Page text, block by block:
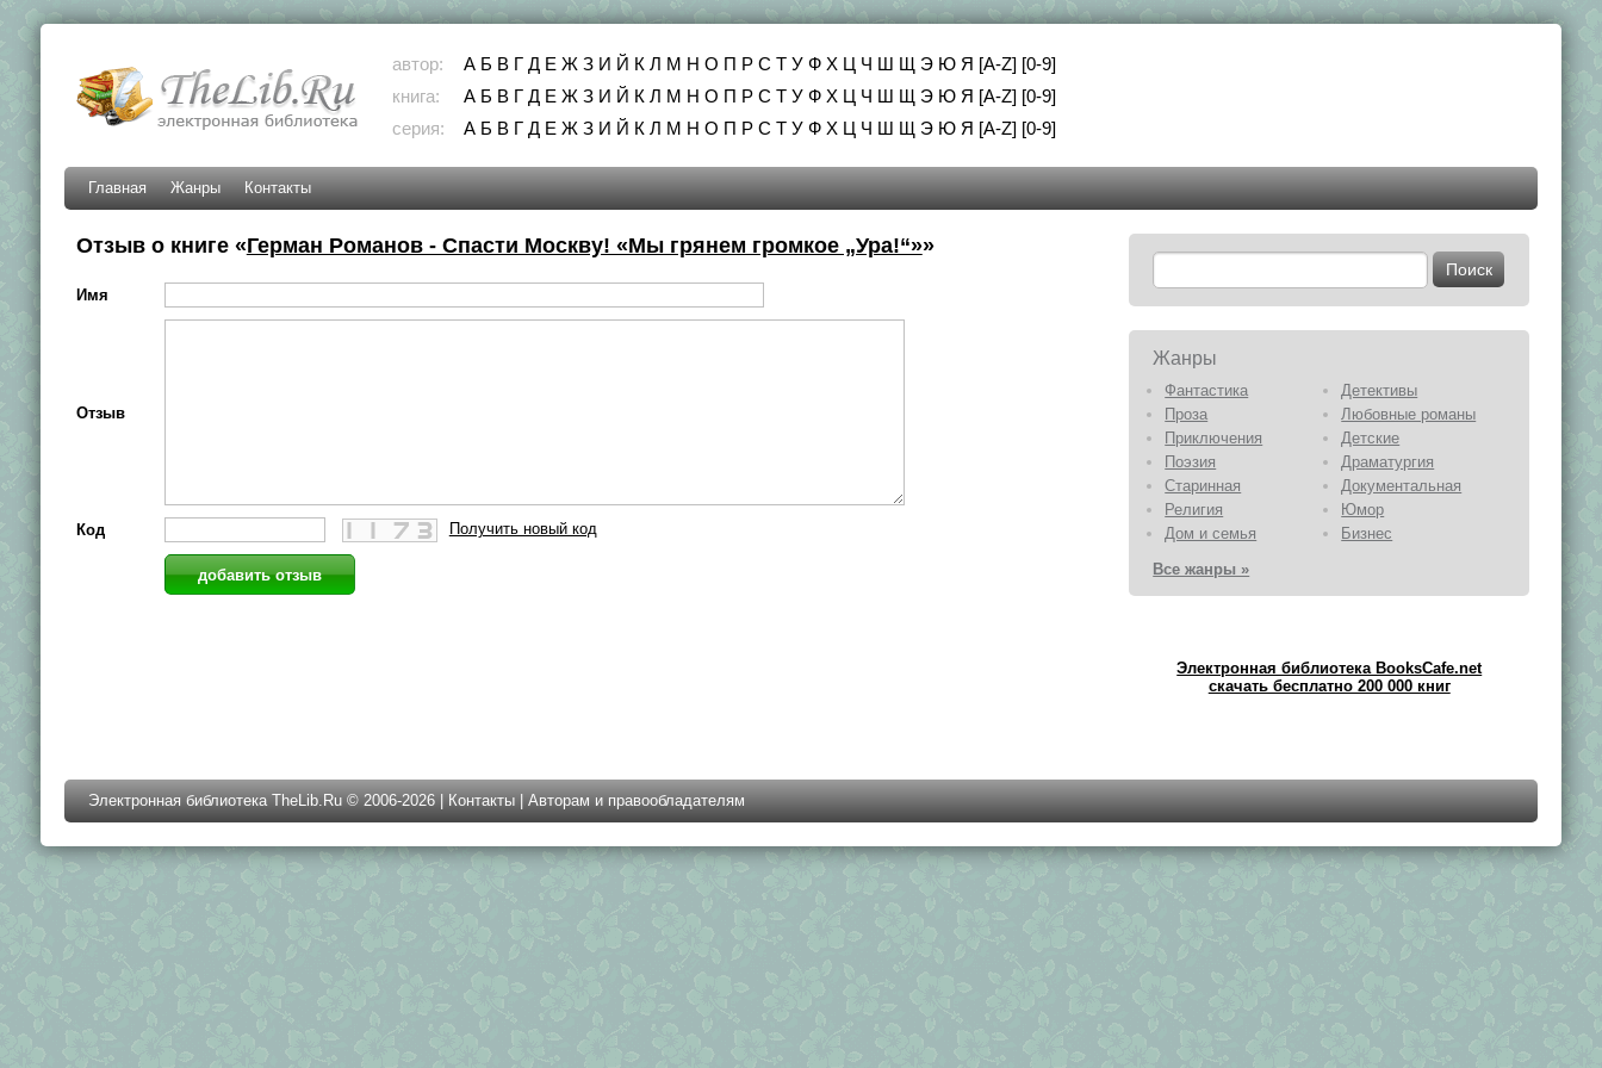
автор: А Б В Г Д Е Ж З И Й К Л М Н О П Р С Т У Ф Х Ц Ч Ш Щ Э Ю Я [A-Z] [0-9]
книга:
А Б В Г Д Е Ж З И Й К Л М Н О П Р С Т У Ф Х Ц Ч Ш Щ Э Ю Я [A-Z] [0-9]
серия:
А Б В Г Д Е Ж З И Й К Л М Н О П Р С Т У Ф Х Ц Ч Ш Щ Э Ю Я [A-Z] [0-9]
Главная Жанры Контакты
Отзыв о книге «Герман Романов - Спасти Москву! «Мы грянем громкое „Ура!“»»
Имя
Отзыв
Код Получить новый код
Жанры
Фантастика
Детективы
Проза
Любовные романы
Приключения
Детские
Поэзия
Драматургия
Старинная
Документальная
Религия
Юмор
Дом и семья
Бизнес
Все жанры »
Электронная библиотека BooksCafe.net
скачать бесплатно 200 000 книг
Электронная библиотека TheLib.Ru © 2006-2026 | Контакты| Авторам и правообладателям